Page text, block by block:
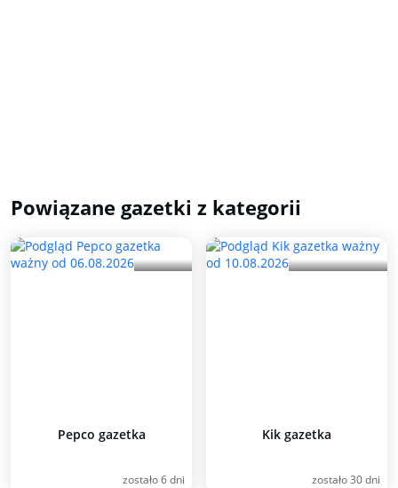
Powiązane gazetki z kategorii
Pepco gazetka
zostało 6 dni
Kik gazetka
zostało 30 dni